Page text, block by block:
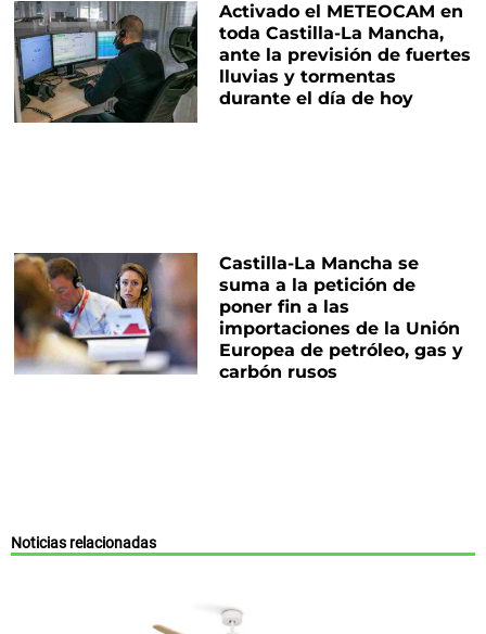
Activado el METEOCAM en
toda Castilla-La Mancha,
ante la previsión de fuertes
lluvias y tormentas
durante el día de hoy
Castilla-La Mancha se
suma a la petición de
poner fin a las
importaciones de la Unión
Europea de petróleo, gas y
carbón rusos
Noticias relacionadas